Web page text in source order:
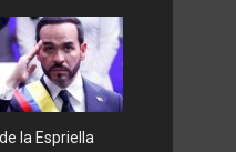
la Espriella